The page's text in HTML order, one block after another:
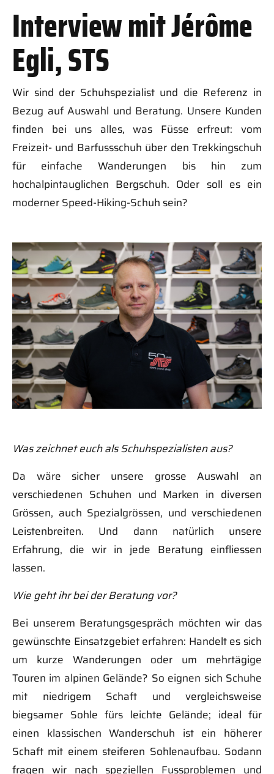
Interview mit Jérôme
Egli, STS
Wir sind der Schuhspezialist und die Referenz in
Bezug auf Auswahl und Beratung. Unsere Kunden
finden bei uns alles, was Füsse erfreut: vom
Freizeit- und Barfussschuh über den Trekkingschuh
für einfache Wanderungen bis hin zum
hochalpintauglichen Bergschuh. Oder soll es ein
moderner Speed-Hiking-Schuh sein?
Was zeichnet euch als Schuhspezialisten aus?
Da wäre sicher unsere grosse Auswahl an
verschiedenen Schuhen und Marken in diversen
Grössen, auch Spezialgrössen, und verschiedenen
Leistenbreiten. Und dann natürlich unsere
Erfahrung, die wir in jede Beratung einfliessen
lassen.
Wie geht ihr bei der Beratung vor?
Bei unserem Beratungsgespräch möchten wir das
gewünschte Einsatzgebiet erfahren: Handelt es sich
um kurze Wanderungen oder um mehrtägige
Touren im alpinen Gelände? So eignen sich Schuhe
mit niedrigem Schaft und vergleichsweise
biegsamer Sohle fürs leichte Gelände; ideal für
einen klassischen Wanderschuh ist ein höherer
Schaft mit einem steiferen Sohlenaufbau. Sodann
fragen wir nach speziellen Fussproblemen und